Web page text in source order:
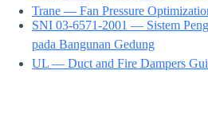
Trane — Fan Pressure
SNI 03-6571-2001 — Sistem
pada Bangunan Gedung
UL — Duct and Fire Dampers